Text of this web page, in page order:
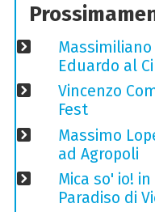
Eduardo al
Vincenzo
Fest
Massimo
ad Agropoli
Mica so' io!
Paradiso di